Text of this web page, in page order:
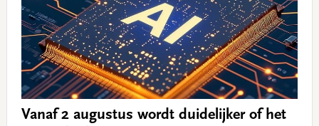
Vanaf 2 augustus wordt duidelijker of het